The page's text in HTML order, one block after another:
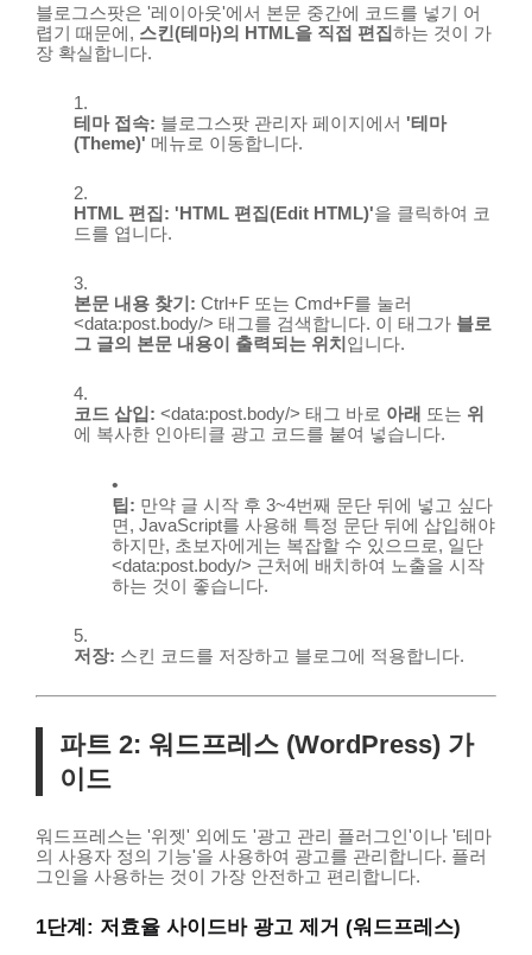
블로그스팟은 '레이아웃'에서 본문 중간에 코드를 넣기 어
렵기 때문에, 스킨(테마)의 HTML을 직접 편집하는 것이 가
장 확실합니다.
테마 접속: 블로그스팟 관리자 페이지에서 '테마
(Theme)' 메뉴로 이동합니다.
HTML 편집: 'HTML 편집(Edit HTML)'을 클릭하여 코
드를 엽니다.
본문 내용 찾기: Ctrl+F 또는 Cmd+F를 눌러
<data:post.body/> 태그를 검색합니다. 이 태그가 블로
그 글의 본문 내용이 출력되는 위치 입니다.
코드 삽입: <data:post.body/> 태그 바로 아래 또는 위
에 복사한 인아티클 광고 코드를 붙여 넣습니다.
팁: 만약 글 시작 후 3~4번째 문단 뒤에 넣고 싶다
면, JavaScript를 사용해 특정 문단 뒤에 삽입해야
하지만, 초보자에게는 복잡할 수 있으므로, 일단
<data:post.body/> 근처에 배치하여 노출을 시작
하는 것이 좋습니다.
저장: 스킨 코드를 저장하고 블로그에 적용합니다.
파트 2: 워드프레스 (WordPress) 가
이드
워드프레스는 '위젯' 외에도 '광고 관리 플러그인'이나 '테마
의 사용자 정의 기능'을 사용하여 광고를 관리합니다. 플러
그인을 사용하는 것이 가장 안전하고 편리합니다.
1단계: 저효율 사이드바 광고 제거 (워드프레스)